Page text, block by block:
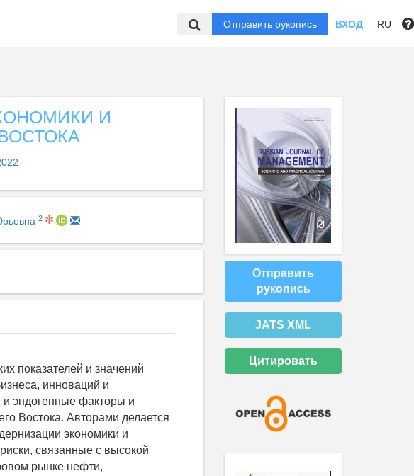
Отправить рукопись ВХОД RU
И
2
показателей и значений
инноваций и
и эндогенные факторы и
Востока. Авторами делается
экономики и
связанные с высокой
рынке нефти,
Отправить
рукопись
JATS XML
Цитировать